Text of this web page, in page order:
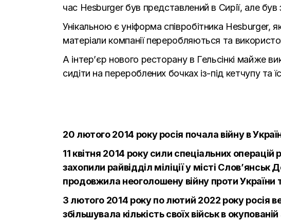
час Hesburger був представлений в Сирії, але був
Унікальною є уніформа співробітника Hesburger,
матеріали компанії переробляються та
А інтер’єр нового ресторану в Гельсінкі майже
сидіти на перероблених бочках із-під кетчупу
20 лютого 2014 року росія почала війну в
11 квітня 2014 року сили спеціальних
захопили райвідділ міліції у місті Слов’янськ
продовжила неоголошену війну проти України
З лютого 2014 року по лютий 2022 року росія
збільшувала кількість своїх військ в